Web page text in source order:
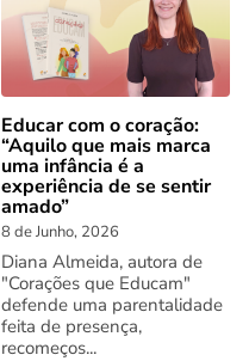
Educar com o coração:
“Aquilo que mais marca
uma infância é a
experiência de se sentir
amado”
8 de Junho, 2026
Diana Almeida, autora de
"Corações que Educam"
defende uma parentalidade
feita de presença,
recomeços...